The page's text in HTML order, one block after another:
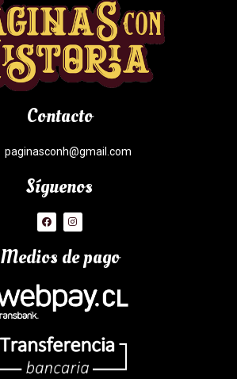
Contacto
paginasconh@gmail.com
Síguenos
Medios de pago